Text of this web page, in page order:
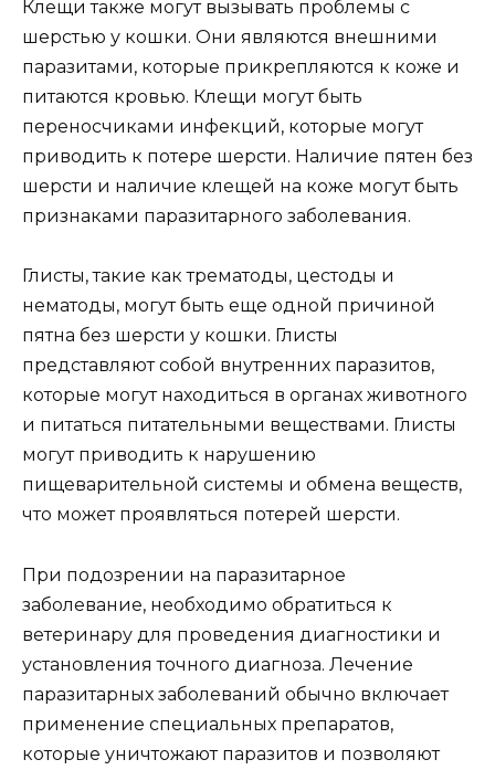
Клещи также могут вызывать проблемы с
шерстью у кошки. Они являются внешними
паразитами, которые прикрепляются к коже и
питаются кровью. Клещи могут быть
переносчиками инфекций, которые могут
приводить к потере шерсти. Наличие пятен без
шерсти и наличие клещей на коже могут быть
признаками паразитарного заболевания.
Глисты, такие как трематоды, цестоды и
нематоды, могут быть еще одной причиной
пятна без шерсти у кошки. Глисты
представляют собой внутренних паразитов,
которые могут находиться в органах животного
и питаться питательными веществами. Глисты
могут приводить к нарушению
пищеварительной системы и обмена веществ,
что может проявляться потерей шерсти.
При подозрении на паразитарное
заболевание, необходимо обратиться к
ветеринару для проведения диагностики и
установления точного диагноза. Лечение
паразитарных заболеваний обычно включает
применение специальных препаратов,
которые уничтожают паразитов и позволяют